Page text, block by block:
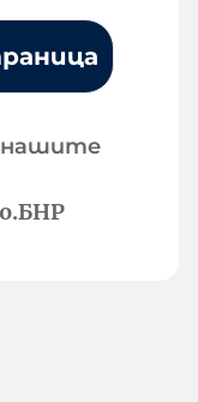
нашите